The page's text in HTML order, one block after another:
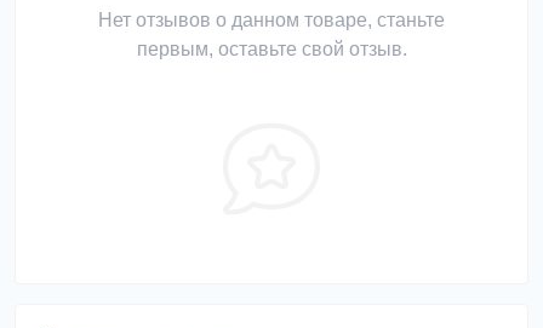
Нет отзывов о данном товаре, станьте
первым, оставьте свой отзыв.